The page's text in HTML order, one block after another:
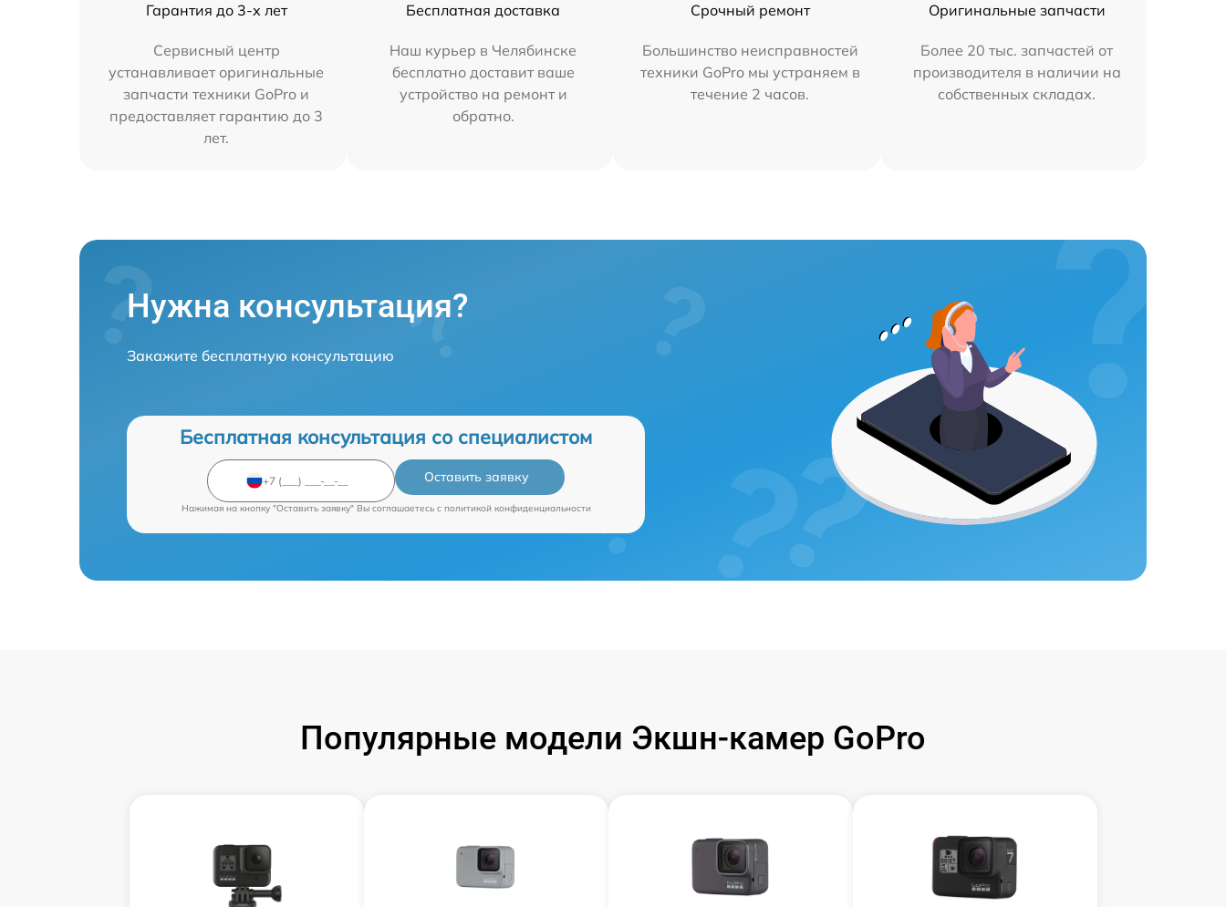
Гарантия до 3-х лет
Сервисный центр
устанавливает оригинальные
запчасти техники GoPro и
предоставляет гарантию до 3
лет.
Бесплатная доставка
Наш курьер в Челябинске
бесплатно доставит ваше
устройство на ремонт и
обратно.
Срочный ремонт
Большинство неисправностей
техники GoPro мы устраняем в
течение 2 часов.
Оригинальные запчасти
Более 20 тыс. запчастей от
производителя в наличии на
собственных складах.
Нужна консультация?
Закажите бесплатную консультацию
Бесплатная консультация со специалистом
Оставить заявку
Нажимая на кнопку "Оставить заявку" Вы соглашаетесь c политикой конфиденциальности
Популярные модели Экшн-камер GoPro